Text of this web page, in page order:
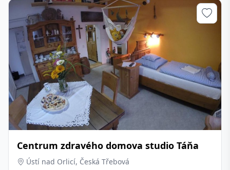
Centrum zdravého domova studio Táňa
Ústí nad Orlicí, Česká Třebová